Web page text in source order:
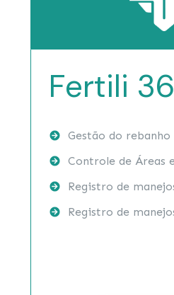
Fertili
Gestão do rebanho
Controle de Áreas
Registro de
Registro de